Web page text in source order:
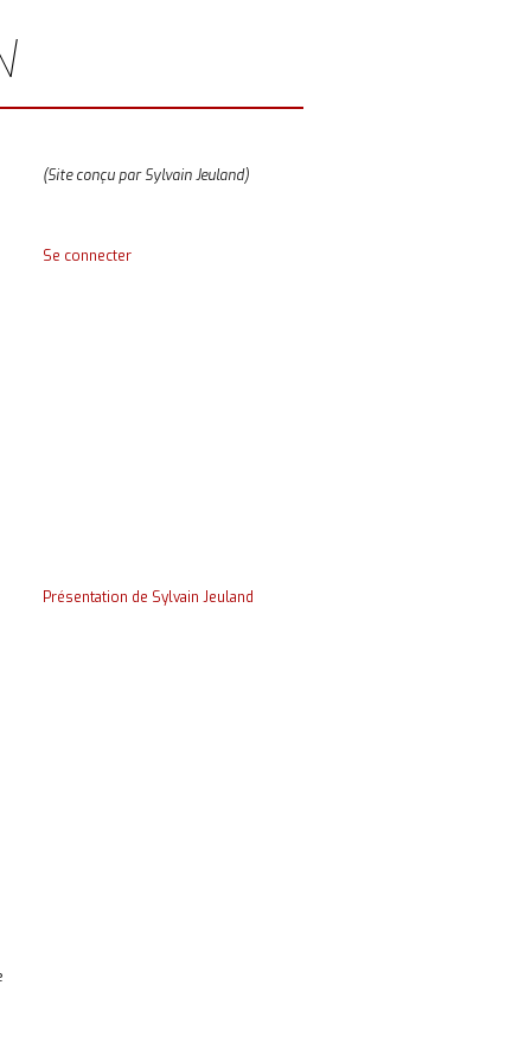
(Site conçu par Sylvain Jeuland)
Se connecter
Présentation de Sylvain Jeuland